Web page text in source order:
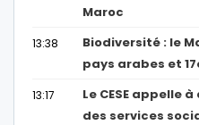
Maroc
13:38
Biodiversité : le
pays arabes et
13:17
Le CESE appelle
des services